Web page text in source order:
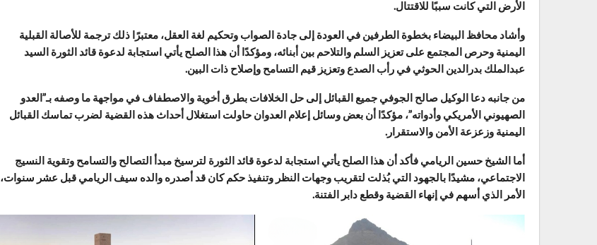
الأرض التي كانت سببًا للاقتتال.
وأشاد محافظ البيضاء بخطوة الطرفين في العودة إلى جادة الصواب وتحكيم لغة العقل، معتبرًا ذلك ترجمة للأصالة القبلية
اليمنية وحرص المجتمع على تعزيز السلم والتلاحم بين أبنائه، ومؤكدًا أن هذا الصلح يأتي استجابة لدعوة قائد الثورة السيد
عبدالملك بدرالدين الحوثي في رأب الصدع وتعزيز قيم التسامح وإصلاح ذات البين.
من جانبه دعا الوكيل صالح الجوفي جميع القبائل إلى حل الخلافات بطرق أخوية والاصطفاف في مواجهة ما وصفه بـ”العدو
الصهيوني الأمريكي وأدواته”، مؤكدًا أن بعض وسائل إعلام العدوان حاولت استغلال أحداث هذه القضية لضرب تماسك القبائل
اليمنية وزعزعة الأمن والاستقرار.
أما الشيخ حسين الريامي فأكد أن هذا الصلح يأتي استجابة لدعوة قائد الثورة لترسيخ مبدأ التصالح والتسامح وتقوية النسيج
الاجتماعي، مشيدًا بالجهود التي بُذلت لتقريب وجهات النظر وتنفيذ حكم كان قد أصدره والده سيف الريامي قبل عشر سنوات،
الأمر الذي أسهم في إنهاء القضية وقطع دابر الفتنة.